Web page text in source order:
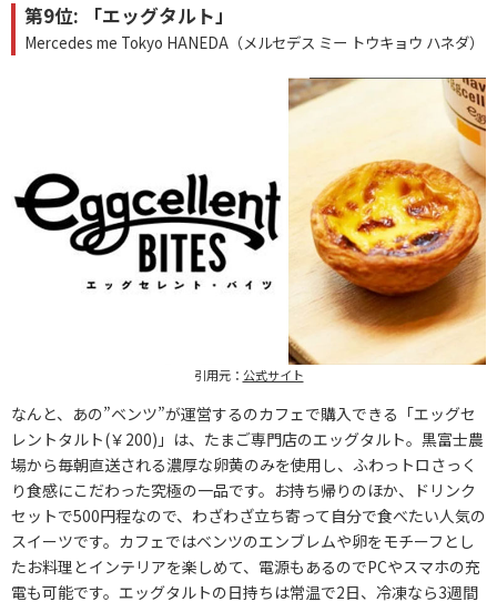
第9位: 「エッグタルト」
Mercedes me Tokyo HANEDA（メルセデス ミー トウキョウ ハネダ）
引用元： 公式サイト
なんと、あの”ベンツ”が運営するのカフェで購入できる「エッグセ
レントタルト(￥200)」は、たまご専門店のエッグタルト。黒富士農
場から毎朝直送される濃厚な卵黄のみを使用し、ふわっトロさっく
り食感にこだわった究極の一品です。お持ち帰りのほか、ドリンク
セットで500円程なので、わざわざ立ち寄って自分で食べたい人気の
スイーツです。カフェではベンツのエンブレムや卵をモチーフとし
たお料理とインテリアを楽しめて、電源もあるのでPCやスマホの充
電も可能です。エッグタルトの日持ちは常温で2日、冷凍なら3週間